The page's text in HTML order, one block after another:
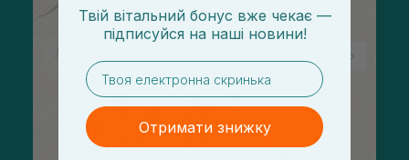
Твій вітальний бонус вже чекає —
підписуйся на наші новини!
email
Отримати знижку